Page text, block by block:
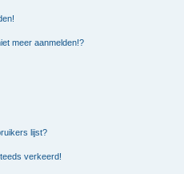
meer aanmelden!?
lijst?
verkeerd!